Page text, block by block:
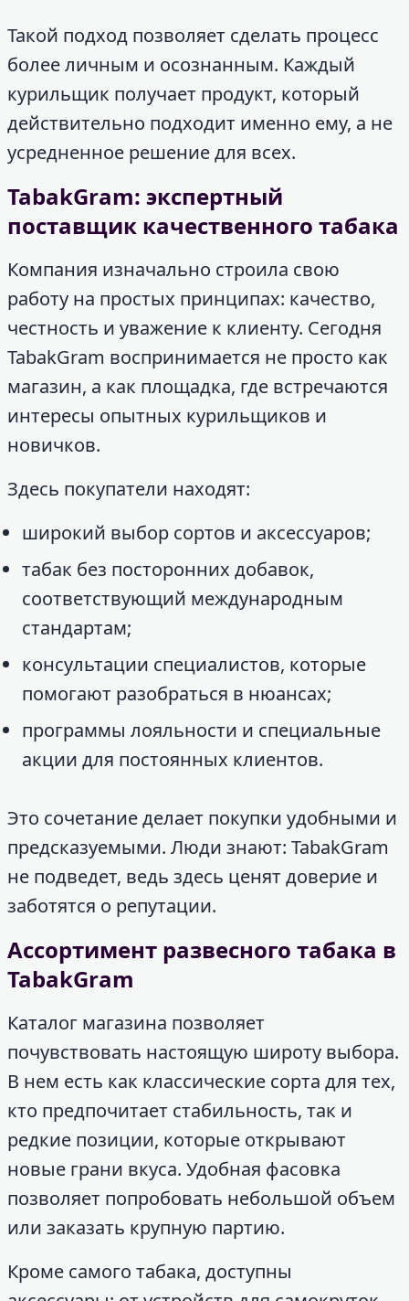
Такой подход позволяет сделать процесс
более личным и осознанным. Каждый
курильщик получает продукт, который
действительно подходит именно ему, а не
усредненное решение для всех.
TabakGram: экспертный
поставщик качественного табака
Компания изначально строила свою
работу на простых принципах: качество,
честность и уважение к клиенту. Сегодня
TabakGram воспринимается не просто как
магазин, а как площадка, где встречаются
интересы опытных курильщиков и
новичков.
Здесь покупатели находят:
широкий выбор сортов и аксессуаров;
табак без посторонних добавок,
соответствующий международным
стандартам;
консультации специалистов, которые
помогают разобраться в нюансах;
программы лояльности и специальные
акции для постоянных клиентов.
Это сочетание делает покупки удобными и
предсказуемыми. Люди знают: TabakGram
не подведет, ведь здесь ценят доверие и
заботятся о репутации.
Ассортимент развесного табака в
TabakGram
Каталог магазина позволяет
почувствовать настоящую широту выбора.
В нем есть как классические сорта для тех,
кто предпочитает стабильность, так и
редкие позиции, которые открывают
новые грани вкуса. Удобная фасовка
позволяет попробовать небольшой объем
или заказать крупную партию.
Кроме самого табака, доступны